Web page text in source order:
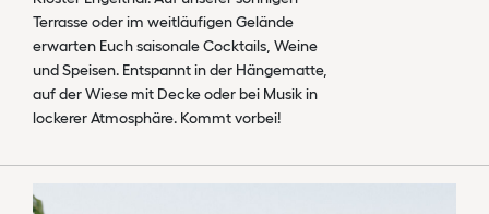
Terrasse oder im weitläufigen Gelände
erwarten Euch saisonale Cocktails, Weine
und Speisen. Entspannt in der Hängematte,
auf der Wiese mit Decke oder bei Musik in
lockerer Atmosphäre. Kommt vorbei!